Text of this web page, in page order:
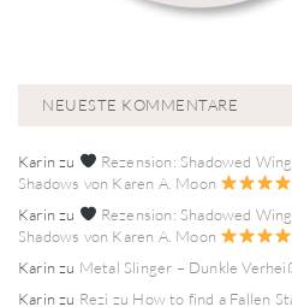
NEUESTE KOMMENTARE
Karinzu
Rezension: Shadowed
Shadows von Karen A. Moon
Karinzu
Rezension: Shadowed
Shadows von Karen A. Moon
Karinzu Metal Slinger – Dunkle
Karinzu Rezi zu How to find a Fallen